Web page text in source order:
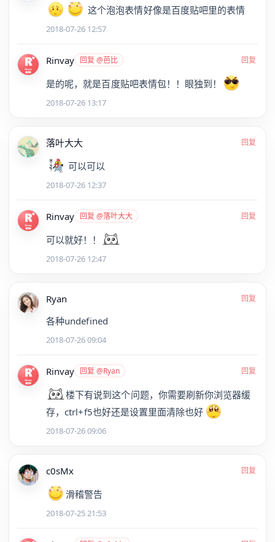
这个泡泡表情好像是百度贴吧里的表情
2018-07-26 12:57
Rinvay 回复 @芭比 回复
是的呢，就是百度贴吧表情包！！眼独到！
2018-07-26 13:17
落叶大大 回复
可以可以
2018-07-26 12:37
Rinvay 回复 @落叶大大 回复
可以就好！！
2018-07-26 12:47
Ryan 回复
各种undefined
2018-07-26 09:04
Rinvay 回复 @Ryan 回复
楼下有说到这个问题，你需要刷新你浏览器缓
存，ctrl+f5也好还是设置里面清除也好
2018-07-26 09:06
c0sMx 回复
滑稽警告
2018-07-25 21:53